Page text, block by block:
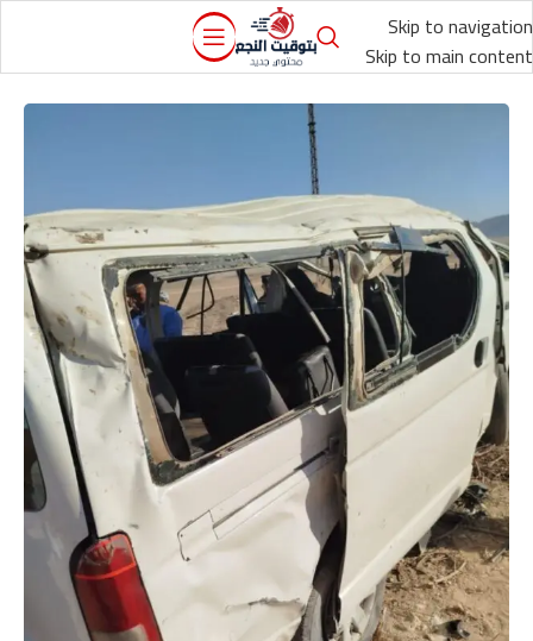
Skip to navigation
Skip to main content